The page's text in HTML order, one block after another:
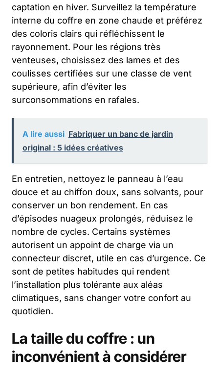
captation en hiver. Surveillez la température
interne du coffre en zone chaude et préférez
des coloris clairs qui réfléchissent le
rayonnement. Pour les régions très
venteuses, choisissez des lames et des
coulisses certifiées sur une classe de vent
supérieure, afin d’éviter les
surconsommations en rafales.
A lire aussi Fabriquer un banc de jardin
original : 5 idées créatives
En entretien, nettoyez le panneau à l’eau
douce et au chiffon doux, sans solvants, pour
conserver un bon rendement. En cas
d’épisodes nuageux prolongés, réduisez le
nombre de cycles. Certains systèmes
autorisent un appoint de charge via un
connecteur discret, utile en cas d’urgence. Ce
sont de petites habitudes qui rendent
l’installation plus tolérante aux aléas
climatiques, sans changer votre confort au
quotidien.
La taille du coffre : un
inconvénient à considérer